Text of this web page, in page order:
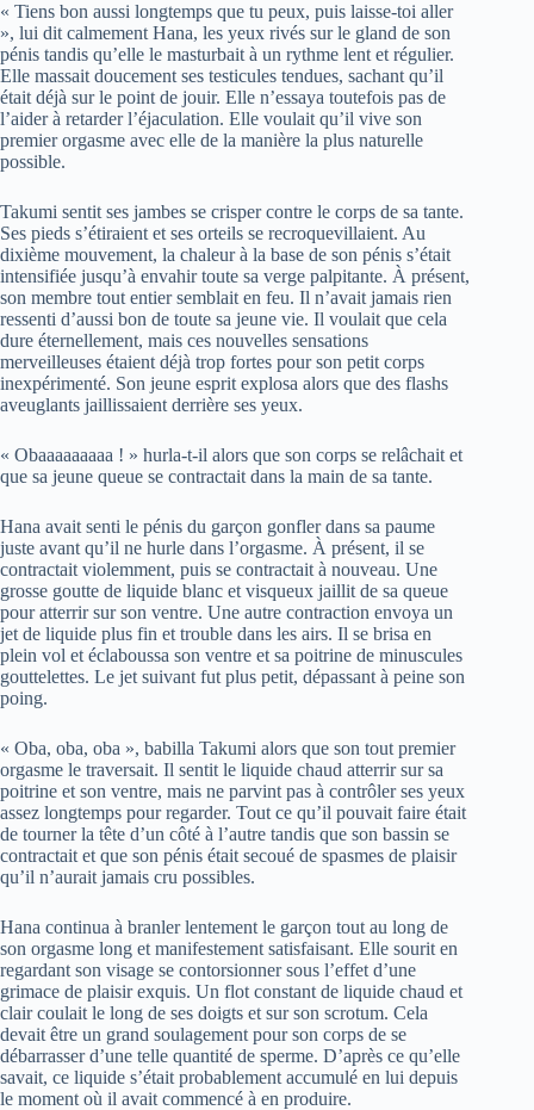
« Tiens bon aussi longtemps que tu peux, puis laisse-toi aller
», lui dit calmement Hana, les yeux rivés sur le gland de son
pénis tandis qu’elle le masturbait à un rythme lent et régulier.
Elle massait doucement ses testicules tendues, sachant qu’il
était déjà sur le point de jouir. Elle n’essaya toutefois pas de
l’aider à retarder l’éjaculation. Elle voulait qu’il vive son
premier orgasme avec elle de la manière la plus naturelle
possible.
Takumi sentit ses jambes se crisper contre le corps de sa tante.
Ses pieds s’étiraient et ses orteils se recroquevillaient. Au
dixième mouvement, la chaleur à la base de son pénis s’était
intensifiée jusqu’à envahir toute sa verge palpitante. À présent,
son membre tout entier semblait en feu. Il n’avait jamais rien
ressenti d’aussi bon de toute sa jeune vie. Il voulait que cela
dure éternellement, mais ces nouvelles sensations
merveilleuses étaient déjà trop fortes pour son petit corps
inexpérimenté. Son jeune esprit explosa alors que des flashs
aveuglants jaillissaient derrière ses yeux.
« Obaaaaaaaaa ! » hurla-t-il alors que son corps se relâchait et
que sa jeune queue se contractait dans la main de sa tante.
Hana avait senti le pénis du garçon gonfler dans sa paume
juste avant qu’il ne hurle dans l’orgasme. À présent, il se
contractait violemment, puis se contractait à nouveau. Une
grosse goutte de liquide blanc et visqueux jaillit de sa queue
pour atterrir sur son ventre. Une autre contraction envoya un
jet de liquide plus fin et trouble dans les airs. Il se brisa en
plein vol et éclaboussa son ventre et sa poitrine de minuscules
gouttelettes. Le jet suivant fut plus petit, dépassant à peine son
poing.
« Oba, oba, oba », babilla Takumi alors que son tout premier
orgasme le traversait. Il sentit le liquide chaud atterrir sur sa
poitrine et son ventre, mais ne parvint pas à contrôler ses yeux
assez longtemps pour regarder. Tout ce qu’il pouvait faire était
de tourner la tête d’un côté à l’autre tandis que son bassin se
contractait et que son pénis était secoué de spasmes de plaisir
qu’il n’aurait jamais cru possibles.
Hana continua à branler lentement le garçon tout au long de
son orgasme long et manifestement satisfaisant. Elle sourit en
regardant son visage se contorsionner sous l’effet d’une
grimace de plaisir exquis. Un flot constant de liquide chaud et
clair coulait le long de ses doigts et sur son scrotum. Cela
devait être un grand soulagement pour son corps de se
débarrasser d’une telle quantité de sperme. D’après ce qu’elle
savait, ce liquide s’était probablement accumulé en lui depuis
le moment où il avait commencé à en produire.